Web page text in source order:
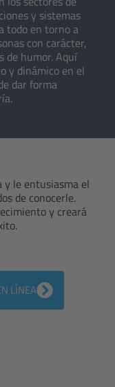
y sistemas
todo en torno a
con carácter,
de humor. Aquí
y dinámico en el
dar forma
y le entusiasma el
de conocerle.
y creará
LÍNEA